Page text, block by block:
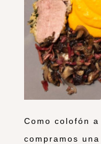
Como colofón
compramos una